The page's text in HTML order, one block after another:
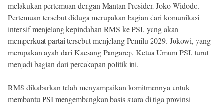
melakukan pertemuan dengan Mantan Presiden Joko Widodo.
Pertemuan tersebut diduga merupakan bagian dari komunikasi
intensif menjelang kepindahan RMS ke PSI, yang akan
memperkuat partai tersebut menjelang Pemilu 2029. Jokowi, yang
merupakan ayah dari Kaesang Pangarep, Ketua Umum PSI, turut
menjadi bagian dari percakapan politik ini.
RMS dikabarkan telah menyampaikan komitmennya untuk
membantu PSI mengembangkan basis suara di tiga provinsi